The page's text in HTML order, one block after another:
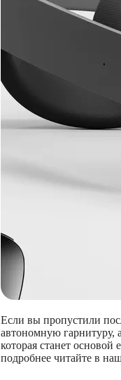
Если вы пропустили
автономную гарнитуру,
которая станет
подробнее читайте в